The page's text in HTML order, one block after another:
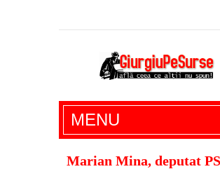
Giurgiu Pe Surse –
administratie giurgiu, stiri
economic, editoriale
MENU
Marian Mina, deputat